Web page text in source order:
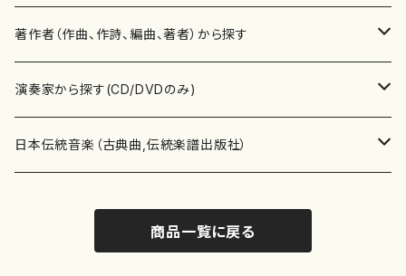
書籍
書籍
テキストブック
CD・DVD
チケット
邦楽器
箏・琴（ソロ）
箏・琴（合奏）
合唱
混声合唱
歌・声
洋楽器（弦楽器）
著作者（作曲、作詩、編曲、著者）から探す
あ行
青木省三(アオキ ショウゾウ)
か行
蔭山滸山(カゲヤマ キョザン)
斉藤松声(サイトウ ショウセイ)
演奏家から探す(CD/DVDのみ)
邦楽（箏、三味線、尺八等）演奏家
應和惠子（声楽・ソプラノ）
洋楽-鍵盤楽器（ピアノ、オルガン等）演奏家
日本伝統音楽（古典曲,伝統楽譜出版社）
宮城道雄（宮城宗家監修）
地歌箏曲（三絃古典楽譜）
商品一覧に戻る